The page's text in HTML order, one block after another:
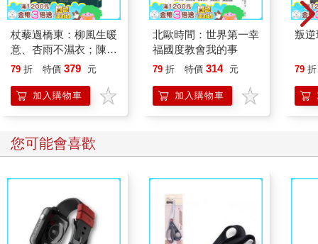
杖藜過橋東：柳風生暖
意、杏雨不濕衣；陳亮
恭談以心轉境的適齡漫
79 折 特價 379 元
加入購物車
北歐時間：世界第一幸
福國度教會我的事
79 折 特價 314 元
加入購物車
叛逆
79 折
您可能會喜歡